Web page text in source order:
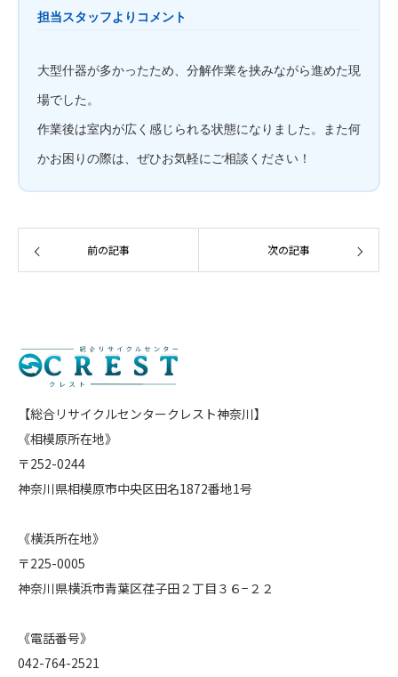
担当スタッフよりコメント
大型什器が多かったため、分解作業を挟みながら進めた現
場でした。
作業後は室内が広く感じられる状態になりました。また何
かお困りの際は、ぜひお気軽にご相談ください！
前の記事 次の記事
【総合リサイクルセンタークレスト神奈川】
《相模原所在地》
〒252-0244
神奈川県相模原市中央区田名1872番地1号
《横浜所在地》
〒225-0005
神奈川県横浜市青葉区荏子田２丁目３６−２２
《電話番号》
042-764-2521